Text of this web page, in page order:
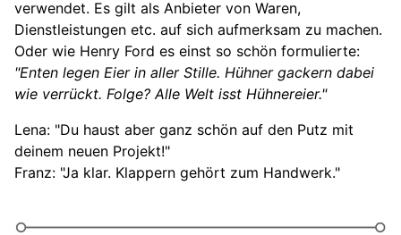
verwendet. Es gilt als Anbieter von Waren,
Dienstleistungen etc. auf sich aufmerksam zu machen.
Oder wie Henry Ford es einst so schön formulierte:
"Enten legen Eier in aller Stille. Hühner gackern dabei
wie verrückt. Folge? Alle Welt isst Hühnereier."
Lena: "Du haust aber ganz schön auf den Putz mit
deinem neuen Projekt!"
Franz: "Ja klar. Klappern gehört zum Handwerk."